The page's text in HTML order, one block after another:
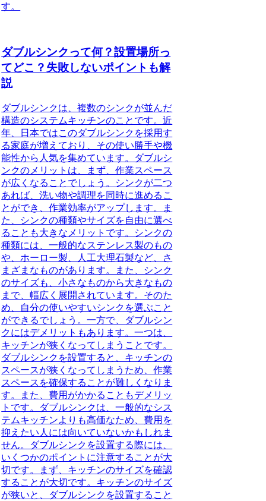
す。
ダブルシンクって何？設置場所っ
てどこ？失敗しないポイントも解
説
ダブルシンクは、複数のシンクが並んだ
構造のシステムキッチンのことです。近
年、日本ではこのダブルシンクを採用す
る家庭が増えており、その使い勝手や機
能性から人気を集めています。ダブルシ
ンクのメリットは、まず、作業スペース
が広くなることでしょう。シンクが二つ
あれば、洗い物や調理を同時に進めるこ
とができ、作業効率がアップします。ま
た、シンクの種類やサイズを自由に選べ
ることも大きなメリットです。シンクの
種類には、一般的なステンレス製のもの
や、ホーロー製、人工大理石製など、さ
まざまなものがあります。また、シンク
のサイズも、小さなものから大きなもの
まで、幅広く展開されています。そのた
め、自分の使いやすいシンクを選ぶこと
ができるでしょう。一方で、ダブルシン
クにはデメリットもあります。一つは、
キッチンが狭くなってしまうことです。
ダブルシンクを設置すると、キッチンの
スペースが狭くなってしまうため、作業
スペースを確保することが難しくなりま
す。また、費用がかかることもデメリッ
トです。ダブルシンクは、一般的なシス
テムキッチンよりも高価なため、費用を
抑えたい人には向いていないかもしれま
せん。ダブルシンクを設置する際には、
いくつかのポイントに注意することが大
切です。まず、キッチンのサイズを確認
することが大切です。キッチンのサイズ
が狭いと、ダブルシンクを設置すること